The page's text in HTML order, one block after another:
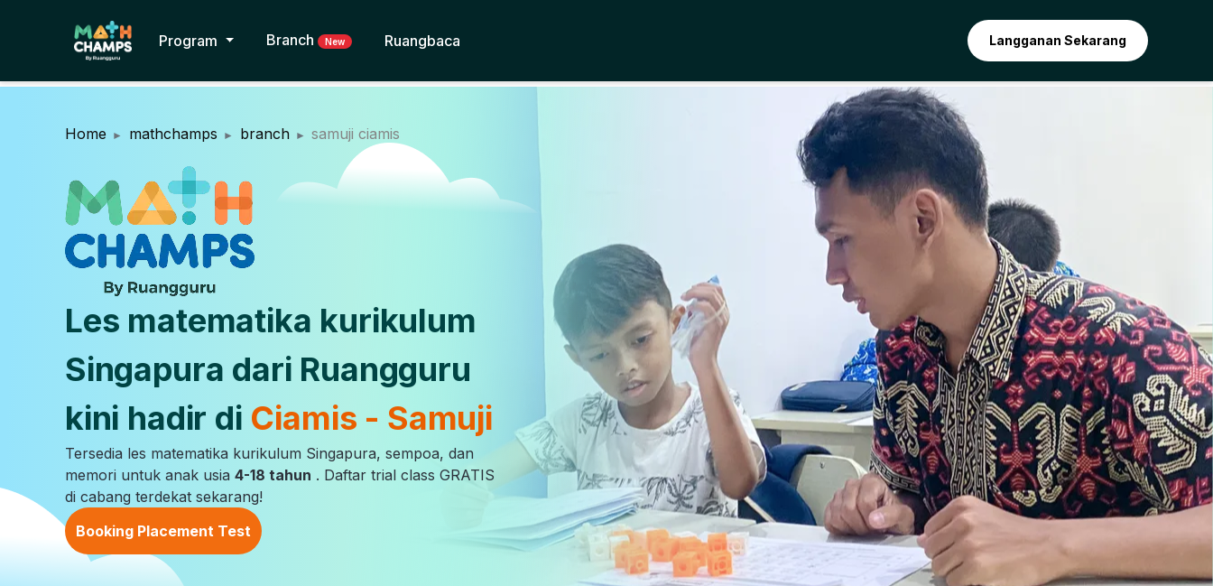
Program Branch New Ruangbaca Langganan Sekarang
Home mathchamps branch samuji ciamis
Les matematika kurikulum
Singapura dari Ruangguru
kini hadir di Ciamis - Samuji
Tersedia les matematika kurikulum Singapura, sempoa, dan
memori untuk anak usia 4-18 tahun . Daftar trial class GRATIS
di cabang terdekat sekarang!
Booking Placement Test